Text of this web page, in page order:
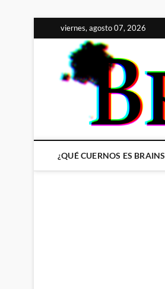
al
contenido
viernes, agosto 07, 2026
¿QUÉ CUERNOS ES